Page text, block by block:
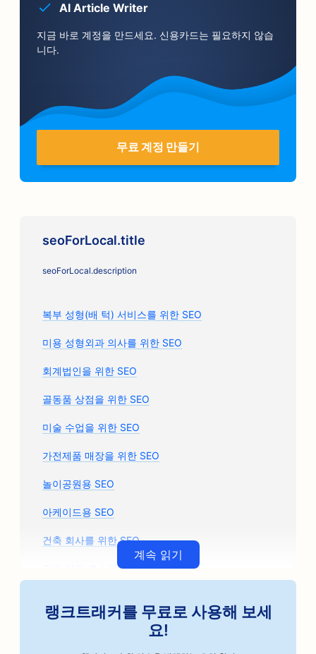
AI Article Writer
지금 바로 계정을 만드세요. 신용카드는 필요하지 않습
니다.
무료 계정 만들기
seoForLocal.title
seoForLocal.description
복부 성형(배 턱) 서비스를 위한 SEO
미용 성형외과 의사를 위한 SEO
회계법인을 위한 SEO
골동품 상점을 위한 SEO
미술 수업을 위한 SEO
가전제품 매장을 위한 SEO
놀이공원용 SEO
아케이드용 SEO
건축 회사를 위한 SEO
장인 커피 로스터를 위한 SEO
자동차 정비소를 위한 SEO
계속 읽기
랭크트래커를 무료로 사용해 보세
요!